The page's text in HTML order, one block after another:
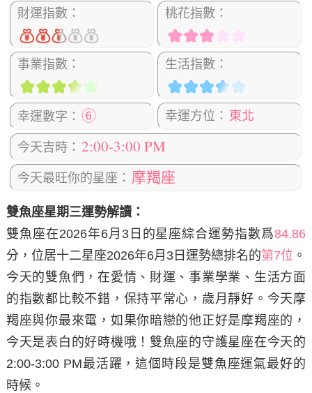
財運指數： 桃花指數：
事業指數： 生活指數：
幸運數字： ⑥ 幸運方位： 東北
今天吉時： 2:00-3:00 PM
今天最旺你的星座： 摩羯座
雙魚座星期三運勢解讀：
雙魚座在2026年6月3日 的星座綜合運勢指數爲84.86
分，位居十二星座2026年6月3日運勢總排名的第7位 。
今天的雙魚們，在愛情、財運、事業學業、生活方面
的指數都比較不錯，保持平常心，歲月靜好。今天摩
羯座與你最來電，如果你暗戀的他正好是摩羯座的，
今天是表白的好時機哦！雙魚座的守護星座在今天的
2:00-3:00 PM最活躍，這個時段是雙魚座運氣最好的
時候。